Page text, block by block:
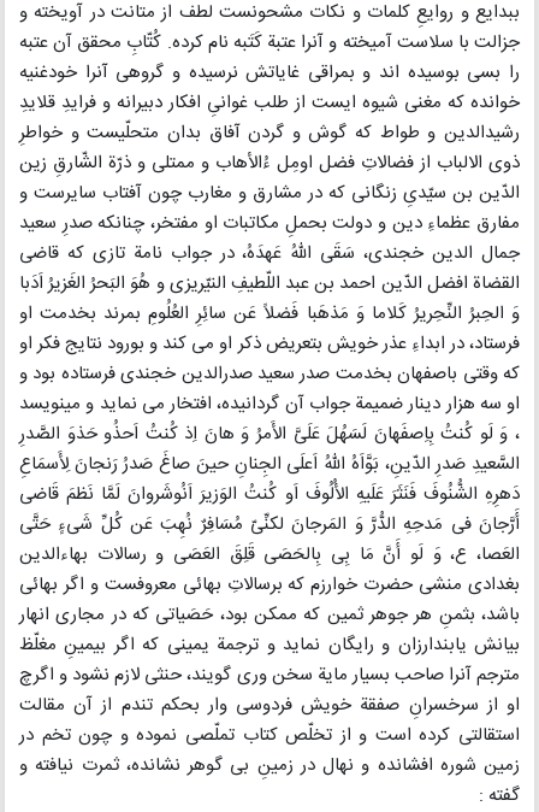
ببدایع و روایعِ کلمات و نکات مشحونست لطف از متانت در آویخته و
جزالت با سلاست آمیخته و آنرا عتبة کَتَبه نام کرده. کُتّابِ محقق آن عتبه
را بسی بوسیده اند و بمراقی غایاتش نرسیده و گروهی آنرا خودغنیه
خوانده که مغنی شیوه ایست از طلب غوانیِ افکار دبیرانه و فرایدِ قلایدِ
رشیدالدین و طواط که گوش و گردن آفاق بدان متحلّیست و خواطرِ
ذوی الالباب از فضالاتِ فضل اومِل ءُالأهاب و ممتلی و ذرّة الشّارقِ زین
الدّین بن سیّدیِ زنگانی که در مشارق و مغارب چون آفتاب سایرست و
مفارق عظماءِ دین و دولت بحملِ مکاتبات او مفتخر، چنانکه صدرِ سعید
جمال الدین خجندی، سَقَی اللهُ عَهدَهُ، در جواب نامة تازی که قاضی
القضاة افضل الدّین احمد بن عبد اللّطیفِ النیّریزی و هُوَ البَحرُ الغَزیرُ اَدَبا
وَ الحِبرُ النِّحِریرُ کَلاما وَ مَذهَبا فَضلاً عَن سائِرِ العُلُومِ بمرند بخدمت او
فرستاد، در ابداءِ عذر خویش بتعریض ذکر او می کند و بورود نتایج فکر او
که وقتی باصفهان بخدمت صدر سعید صدرالدین خجندی فرستاده بود و
او سه هزار دینار ضمیمة جواب آن گردانیده، افتخار می نماید و مینویسد
، وَ لَو کُنتُ بِاِصفَهانَ لَسَهُلَ عَلَیَّ الأَمرُ وَ هانَ اِذ کُنتُ اَحذُو حَذوَ الصَّدرِ
السَّعیدِ صَدرِ الدّینِ، بَوَّاَهُ اللهُ اَعلَی الجِنانِ حینَ صاغَ صَدرُ رَنجانَ لِأَسمَاعِ
دَهرِهِ الشُّنُوفَ فَنَثَرَ عَلَیهِ الأُلُوفَ اَو کُنتُ الوَزیرَ اَنُوشَروانَ لَمَّا نَظمَ قَاضی
أَرَّجانَ فی مَدحِهِ الدُّرَّ وَ المَرجانَ لکنِّیّ مُسَافِرٌ نُهِبَ عَن کُلِّ شَیءٍ حَتَّی
العَصا، ع، وَ لَو أَنَّ مَا بِی بِالحَصَی قَلِقَ العَصَی و رسالات بهاءالدین
بغدادی منشی حضرت خوارزم که برسالاتِ بهائی معروفست و اگر بهائی
باشد، بثمنِ هر جوهر ثمین که ممکن بود، حَصَیاتی که در مجاری انهار
بیانش یابندارزان و رایگان نماید و ترجمة یمینی که اگر بیمینِ مغلّظ
مترجم آنرا صاحب بسیار مایة سخن وری گویند، حنثی لازم نشود و اگرچ
او از سرخسرانِ صفقة خویش فردوسی وار بحکم تندم از آن مقالت
استقالتی کرده است و از تخلّص کتاب تملّصی نموده و چون تخم در
زمین شوره افشانده و نهال در زمینِ بی گوهر نشانده، ثمرت نیافته و
گفته :